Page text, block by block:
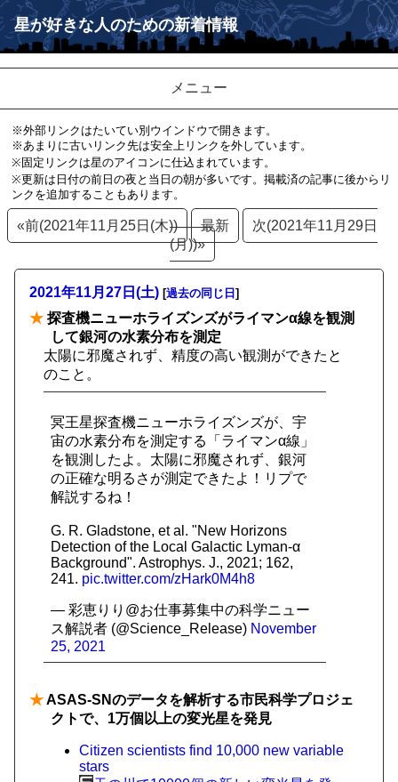
星が好きな人のための新着情報
メニュー
※外部リンクはたいてい別ウインドウで開きます。
※あまりに古いリンク先は安全上リンクを外しています。
※固定リンクは星のアイコンに仕込まれています。
※更新は日付の前日の夜と当日の朝が多いです。掲載済の記事に後からリ
ンクを追加することもあります。
«前(2021年11月25日(木)) 最新
次(2021年11月29日
(月))»
2021年11月27日(土) [過去の同じ日 ]
★ 探査機ニューホライズンズがライマンα線を観測
して銀河の水素分布を測定
太陽に邪魔されず、精度の高い観測ができたと
のこと。
冥王星探査機ニューホライズンズが、宇
宙の水素分布を測定する「ライマンα線」
を観測したよ。太陽に邪魔されず、銀河
の正確な明るさが測定できたよ！リプで
解説するね！
G. R. Gladstone, et al. "New Horizons
Detection of the Local Galactic Lyman-α
Background". Astrophys. J., 2021; 162,
241. pic.twitter.com/zHark0M4h8
— 彩恵りり@お仕事募集中の科学ニュー
ス解説者 (@Science_Release) November
25, 2021
★ASAS-SNのデータを解析する市民科学プロジェ
クトで、1万個以上の変光星を発見
Citizen scientists find 10,000 new variable
stars